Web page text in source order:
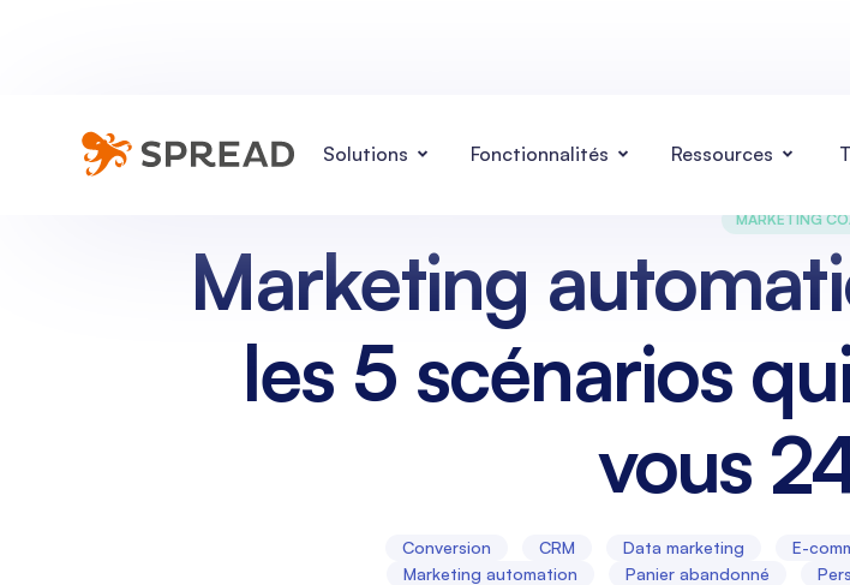
Solutions Fonctionnalités Ressources
MARKETING
Marketing
les 5 scénarios
vous
Conversion CRM Data marketing E-
Marketing automation
Panier abandonné